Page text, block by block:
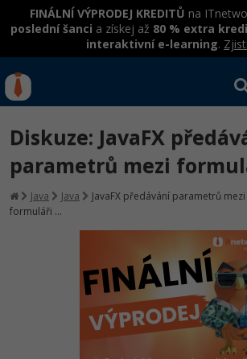
FINÁLNÍ VÝPRODEJ KREDITŮ na
poslední šanci a získej až 80 % extra
interaktivní e-learning.
Rekvalifikace a kurzy
hrazené úřadem práce
Workshopy zdarma
Umělá inteligence v praxi
Datová analýza v praxi
Základy programování
Objektové programování - OOP
Školení dle technologií
C# .NET
Kurzy IT profesí
Programátor WWW aplikací
Senior programátor
Front-end developer
Kurzy programování
Java -80%
C#.NET -80%
Přihlásit se|Registrovat
Diskuze: JavaFX
parametrů mezi
Java Java
JavaFX předávání parametrů mezi
formuláři ...